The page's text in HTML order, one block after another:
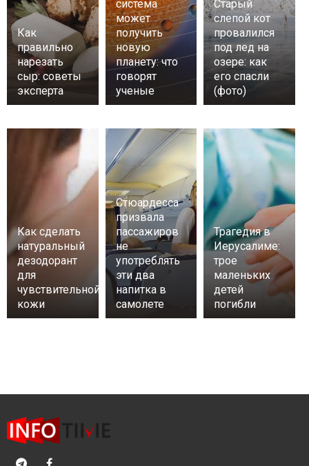
Как
правильно
нарезать
сыр: советы
эксперта
система
может
получить
новую
планету: что
говорят
ученые
Старый
слепой кот
провалился
под лед на
озере: как
его спасли
(фото)
Как сделать
натуральный
дезодорант
для
чувствительной
кожи
Стюардесса
призвала
пассажиров
не
употреблять
эти два
напитка в
самолете
Трагедия в
Иерусалиме:
трое
маленьких
детей
погибли